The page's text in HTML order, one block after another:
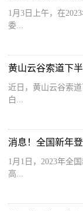
1月3日上午，在
委...
黄山云谷索道下
近日，黄山云谷索
白...
消息！全国新年
1月1日，2023年全
高...